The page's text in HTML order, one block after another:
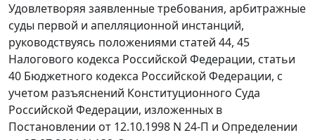
Удовлетворяя заявленные требования, арбитражные
суды первой и апелляционной инстанций,
руководствуясь положениями статей 44, 45
Налогового кодекса Российской Федерации, статьи
40 Бюджетного кодекса Российской Федерации, с
учетом разъяснений Конституционного Суда
Российской Федерации, изложенных в
Постановлении от 12.10.1998 N 24-П и Определении